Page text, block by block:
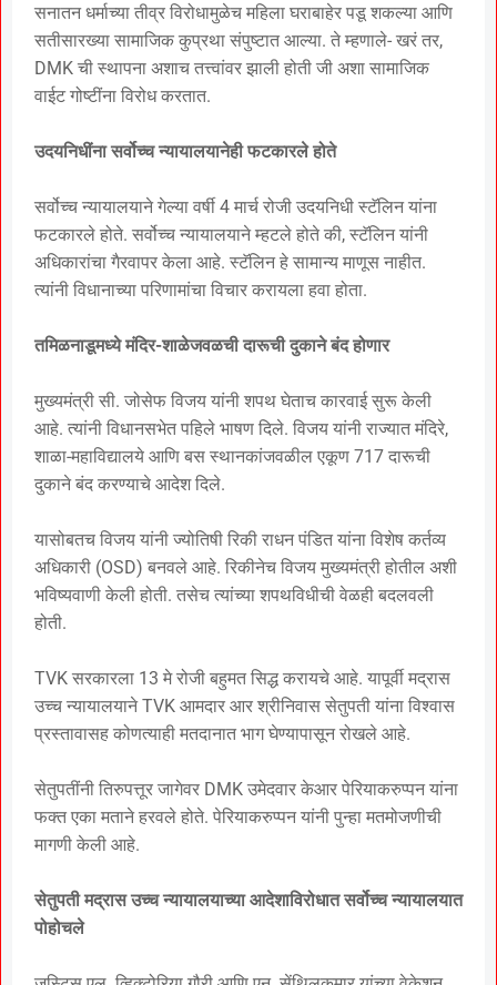
सनातन धर्माच्या तीव्र विरोधामुळेच महिला घराबाहेर पडू शकल्या आणि
सतीसारख्या सामाजिक कुप्रथा संपुष्टात आल्या. ते म्हणाले- खरं तर,
DMK ची स्थापना अशाच तत्त्वांवर झाली होती जी अशा सामाजिक
वाईट गोष्टींना विरोध करतात.
उदयनिधींना सर्वोच्च न्यायालयानेही फटकारले होते
सर्वोच्च न्यायालयाने गेल्या वर्षी 4 मार्च रोजी उदयनिधी स्टॅलिन यांना
फटकारले होते. सर्वोच्च न्यायालयाने म्हटले होते की, स्टॅलिन यांनी
अधिकारांचा गैरवापर केला आहे. स्टॅलिन हे सामान्य माणूस नाहीत.
त्यांनी विधानाच्या परिणामांचा विचार करायला हवा होता.
तमिळनाडूमध्ये मंदिर-शाळेजवळची दारूची दुकाने बंद होणार
मुख्यमंत्री सी. जोसेफ विजय यांनी शपथ घेताच कारवाई सुरू केली
आहे. त्यांनी विधानसभेत पहिले भाषण दिले. विजय यांनी राज्यात मंदिरे,
शाळा-महाविद्यालये आणि बस स्थानकांजवळील एकूण 717 दारूची
दुकाने बंद करण्याचे आदेश दिले.
यासोबतच विजय यांनी ज्योतिषी रिकी राधन पंडित यांना विशेष कर्तव्य
अधिकारी (OSD) बनवले आहे. रिकीनेच विजय मुख्यमंत्री होतील अशी
भविष्यवाणी केली होती. तसेच त्यांच्या शपथविधीची वेळही बदलवली
होती.
TVK सरकारला 13 मे रोजी बहुमत सिद्ध करायचे आहे. यापूर्वी मद्रास
उच्च न्यायालयाने TVK आमदार आर श्रीनिवास सेतुपती यांना विश्वास
प्रस्तावासह कोणत्याही मतदानात भाग घेण्यापासून रोखले आहे.
सेतुपतींनी तिरुपत्तूर जागेवर DMK उमेदवार केआर पेरियाकरुप्पन यांना
फक्त एका मताने हरवले होते. पेरियाकरुप्पन यांनी पुन्हा मतमोजणीची
मागणी केली आहे.
सेतुपती मद्रास उच्च न्यायालयाच्या आदेशाविरोधात सर्वोच्च न्यायालयात
पोहोचले